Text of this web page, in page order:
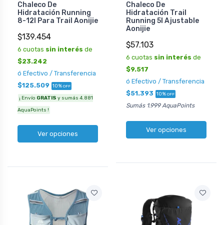
Chaleco De
Hidratación Running
8-12l Para Trail Aonijie
$139.454
6 cuotas sin interés de
$23.242
ó Efectivo / Transferencia
$125.509 10% OFF
¡ Envío GRATIS y sumás 4.881
AquaPoints !
Ver opciones
Chaleco De
Hidratación Trail
Running 5l Ajustable
Aonijie
$57.103
6 cuotas sin interés de
$9.517
ó Efectivo / Transferencia
$51.393 10% OFF
Sumás 1.999 AquaPoints
Ver opciones